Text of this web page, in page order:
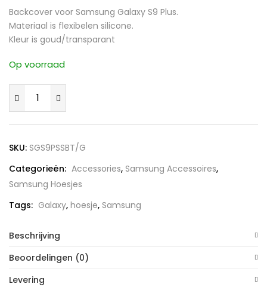
Backcover voor Samsung Galaxy S9 Plus.
Materiaal is flexibelen silicone.
Kleur is goud/transparant
Op voorraad
Samsung
S9
Flexibelen
Siliconen
Backcover
aantal
SKU: SGS9PSSBT/G
Categorieën: Accessories, Samsung Accessoires,
Samsung Hoesjes
Tags: Galaxy, hoesje, Samsung
Beschrijving
Beoordelingen (0)
Levering